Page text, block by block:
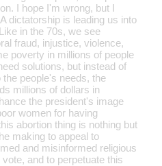
I hope I'm wrong, but I
dictatorship is leading us into
in the 70s, we see
fraud, injustice, violence,
poverty in millions of people
solutions, but instead of
the people's needs, the
millions of dollars in
the president's image
women for having
abortion thing is nothing but
making to appeal to
and misinformed religious
and to perpetuate this